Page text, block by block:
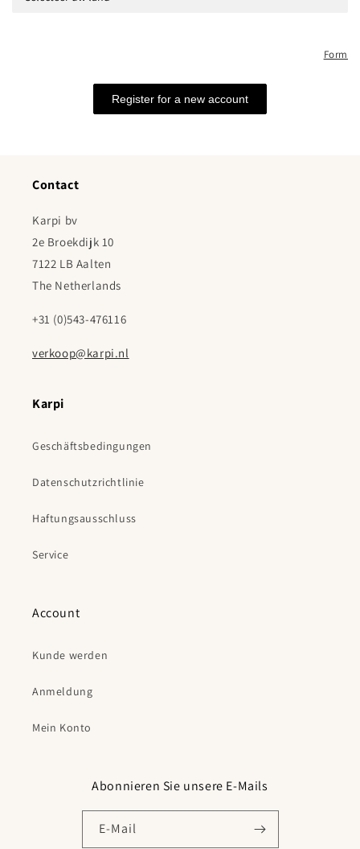
Form
Register for a new account
Contact
Karpi bv
2e Broekdijk 10
7122 LB Aalten
The Netherlands
+31 (0)543-476116
verkoop@karpi.nl
Karpi
Geschäftsbedingungen
Datenschutzrichtlinie
Haftungsausschluss
Service
Account
Kunde werden
Anmeldung
Mein Konto
Abonnieren Sie unsere E-Mails
E-Mail